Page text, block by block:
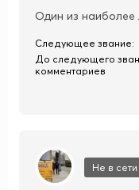
Один из наиболее
Следующее звание:
До следующего
комментариев
Не в сети